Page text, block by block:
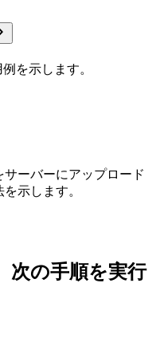
を示します。
ーバーにアップロード
示します。
次の手順を実行